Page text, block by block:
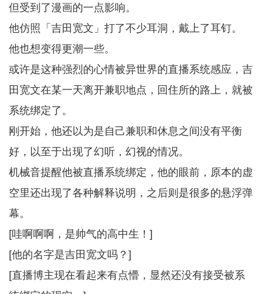
但受到了漫画的一点影响。
他仿照「吉田宽文」打了不少耳洞，戴上了耳钉。
他也想变得更潮一些。
或许是这种强烈的心情被异世界的直播系统感应，吉
田宽文在某一天离开兼职地点，回住所的路上，就被
系统绑定了。
刚开始，他还以为是自己兼职和休息之间没有平衡
好，以至于出现了幻听，幻视的情况。
机械音提醒他被直播系统绑定，他的眼前，原本的虚
空里还出现了各种解释说明，之后则是很多的悬浮弹
幕。
[哇啊啊啊，是帅气的高中生！]
[他的名字是吉田宽文吗？]
[直播博主现在看起来有点懵，显然还没有接受被系